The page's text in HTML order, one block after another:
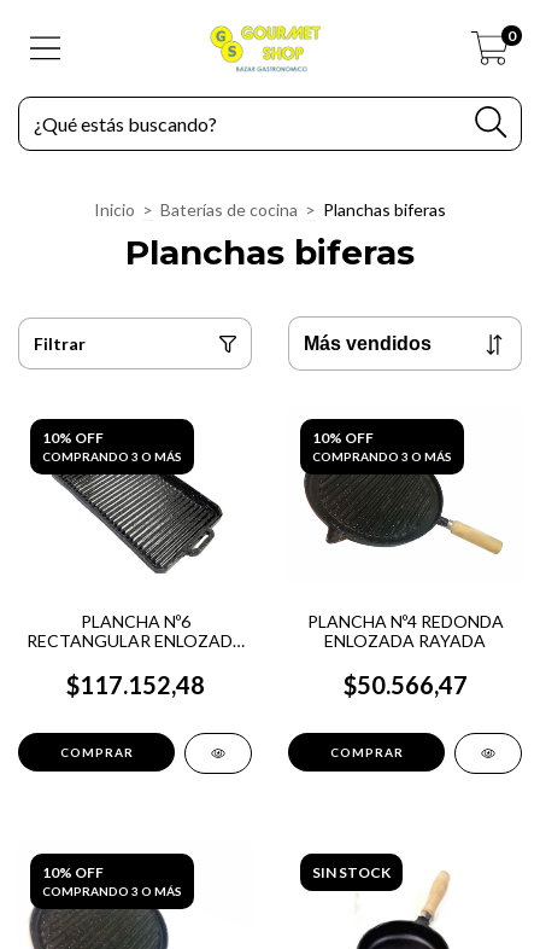
0
Inicio > Baterías de cocina > Planchas biferas
Planchas biferas
Filtrar
10% OFF
COMPRANDO 3 O MÁS
PLANCHA Nº6
RECTANGULAR ENLOZADA
$117.152,48
10% OFF
COMPRANDO 3 O MÁS
PLANCHA Nº4 REDONDA
ENLOZADA RAYADA
$50.566,47
10% OFF
COMPRANDO 3 O MÁS
SIN STOCK